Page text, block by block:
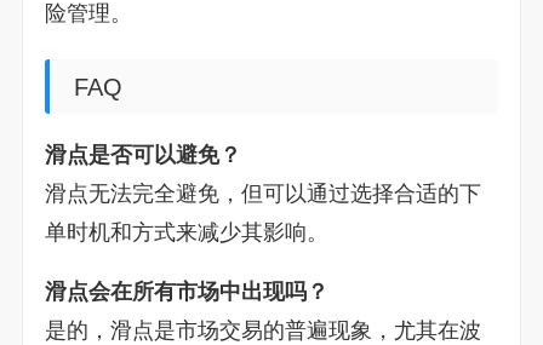
险管理。
FAQ
滑点是否可以避免？
滑点无法完全避免，但可以通过选择合适的下
单时机和方式来减少其影响。
滑点会在所有市场中出现吗？
是的，滑点是市场交易的普遍现象，尤其在波